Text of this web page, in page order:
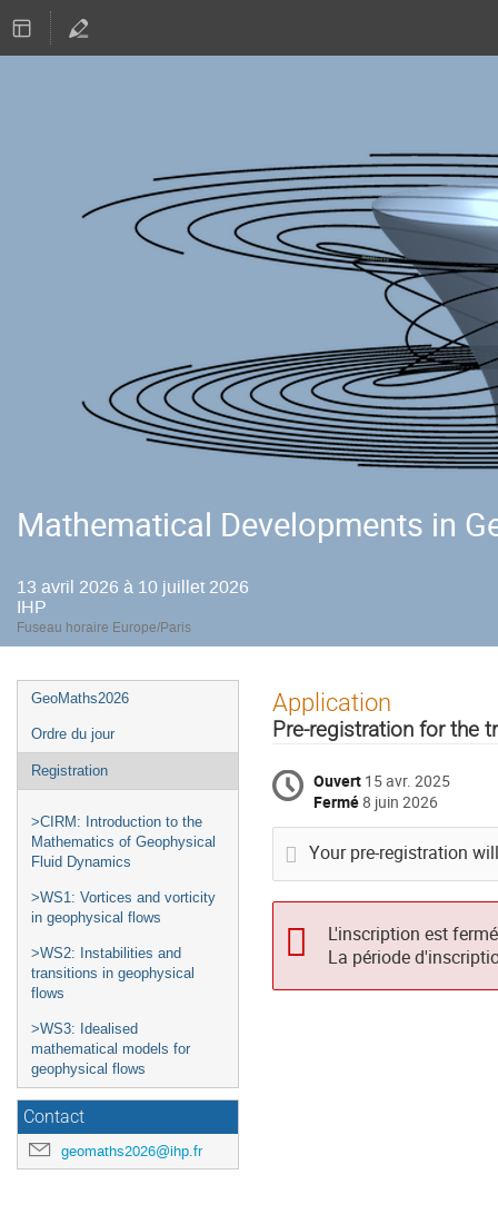
Mathematical Developments in
13 avril 2026 à 10 juillet 2026
IHP
Fuseau horaire Europe/Paris
Menu
de
l'événement
GeoMaths2026
Ordre du jour
Registration
>CIRM: Introduction to the
Mathematics of Geophysical
Fluid Dynamics
>WS1: Vortices and vorticity
in geophysical flows
>WS2: Instabilities and
transitions in geophysical
flows
>WS3: Idealised
mathematical models for
geophysical flows
Contact
geomaths2026@ihp.fr
Application
Pre-registration for the
Ouvert 15 avr. 2025
Fermé8 juin 2026
Your pre-registration
L'inscription est
La période